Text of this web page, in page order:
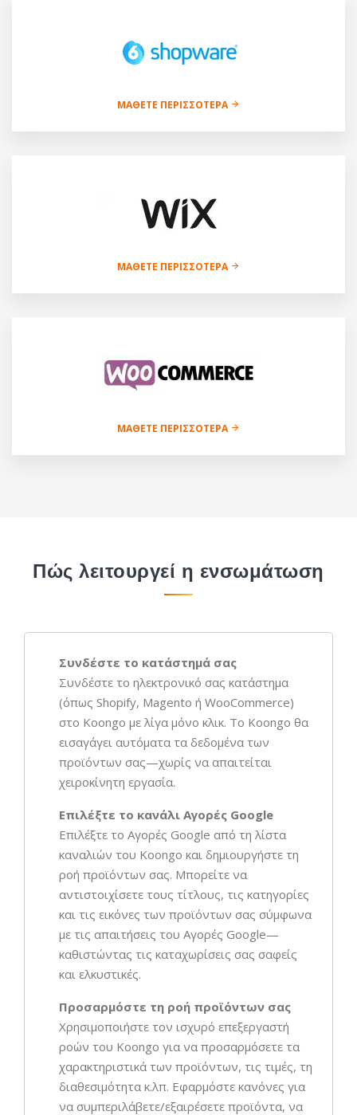
ΜΆΘΕΤΕ ΠΕΡΙΣΣΌΤΕΡΑ
ΜΆΘΕΤΕ ΠΕΡΙΣΣΌΤΕΡΑ
ΜΆΘΕΤΕ ΠΕΡΙΣΣΌΤΕΡΑ
Πώς λειτουργεί η ενσωμάτωση
Συνδέστε το κατάστημά σας
Συνδέστε το ηλεκτρονικό σας κατάστημα
(όπως Shopify, Magento ή WooCommerce)
στο Koongo με λίγα μόνο κλικ. Το Koongo θα
εισαγάγει αυτόματα τα δεδομένα των
προϊόντων σας—χωρίς να απαιτείται
χειροκίνητη εργασία.
Επιλέξτε το κανάλι Αγορές Google
Επιλέξτε το Αγορές Google από τη λίστα
καναλιών του Koongo και δημιουργήστε τη
ροή προϊόντων σας. Μπορείτε να
αντιστοιχίσετε τους τίτλους, τις κατηγορίες
και τις εικόνες των προϊόντων σας σύμφωνα
με τις απαιτήσεις του Αγορές Google—
καθιστώντας τις καταχωρίσεις σας σαφείς
και ελκυστικές.
Προσαρμόστε τη ροή προϊόντων σας
Χρησιμοποιήστε τον ισχυρό επεξεργαστή
ροών του Koongo για να προσαρμόσετε τα
χαρακτηριστικά των προϊόντων, τις τιμές, τη
διαθεσιμότητα κ.λπ. Εφαρμόστε κανόνες για
να συμπεριλάβετε/εξαιρέσετε προϊόντα, να